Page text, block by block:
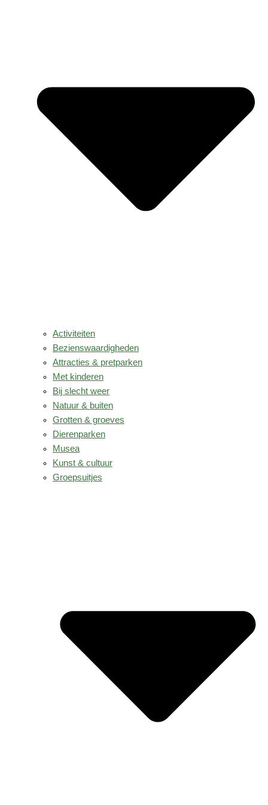
Activiteiten
Bezienswaardigheden
Attracties & pretparken
Met kinderen
Bij slecht weer
Natuur & buiten
Grotten & groeves
Dierenparken
Musea
Kunst & cultuur
Groepsuitjes